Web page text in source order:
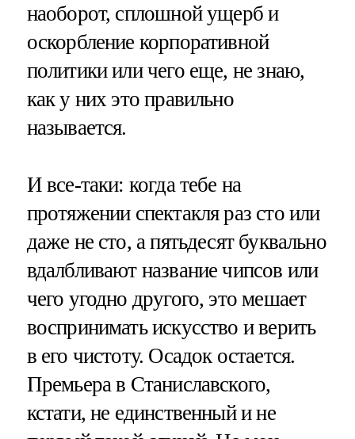
наоборот, сплошной ущерб и
оскорбление корпоративной
политики или чего еще, не знаю,
как у них это правильно
называется.
И все-таки: когда тебе на
протяжении спектакля раз сто или
даже не сто, а пятьдесят буквально
вдалбливают название чипсов или
чего угодно другого, это мешает
воспринимать искусство и верить
в его чистоту. Осадок остается.
Премьера в Станиславского,
кстати, не единственный и не